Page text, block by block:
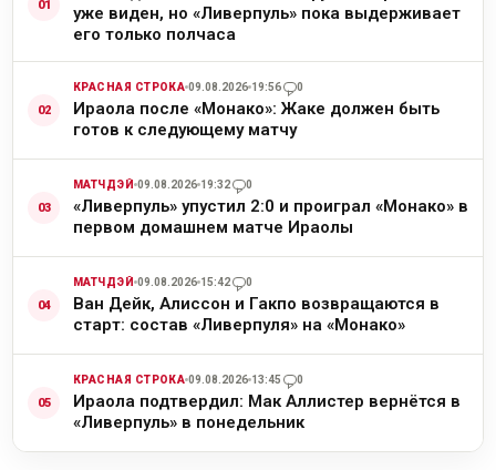
уже виден, но «Ливерпуль» пока выдерживает
его только полчаса
КРАСНАЯ СТРОКА 09.08.2026 19:56 0
Ираола после «Монако»: Жаке должен быть
готов к следующему матчу
МАТЧДЭЙ 09.08.2026 19:32 0
«Ливерпуль» упустил 2:0 и проиграл «Монако» в
первом домашнем матче Ираолы
МАТЧДЭЙ 09.08.2026 15:42 0
Ван Дейк, Алиссон и Гакпо возвращаются в
старт: состав «Ливерпуля» на «Монако»
КРАСНАЯ СТРОКА 09.08.2026 13:45 0
Ираола подтвердил: Мак Аллистер вернётся в
«Ливерпуль» в понедельник